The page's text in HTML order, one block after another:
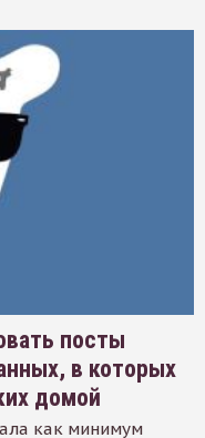
посты
в которых
домой
как минимум